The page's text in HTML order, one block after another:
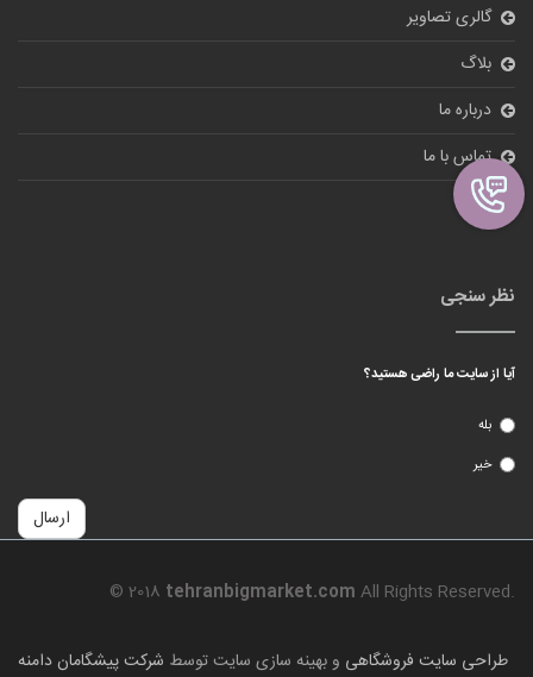
گالری تصاویر
بلاگ
درباره ما
تماس با ما
ورود
نظر سنجی
آیا از سایت ما راضی هستید؟
بله
خیر
ارسال
© 2018 tehranbigmarket.com All Rights Reserved.
طراحی سایت فروشگاهی و بهینه سازی سایت توسط شرکت پیشگامان دامنه